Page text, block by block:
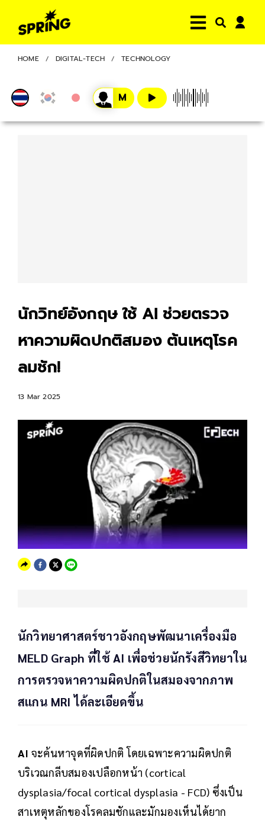
HOME DIGITAL-TECH TECHNOLOGY
นักวิทย์อังกฤษ ใช้ AI ช่วยตรวจ
หาความผิดปกติสมอง ต้นเหตุโรค
ลมชัก!
13 Mar 2025
นักวิทยาศาสตร์ชาวอังกฤษพัฒนาเครื่องมือ
MELD Graph ที่ใช้ AI เพื่อช่วยนักรังสีวิทยาใน
การตรวจหาความผิดปกติในสมองจากภาพ
สแกน MRI ได้ละเอียดขึ้น
AI จะค้นหาจุดที่ผิดปกติ โดยเฉพาะความผิดปกติ
บริเวณกลีบสมองเปลือกหน้า (cortical
dysplasia/focal cortical dysplasia - FCD) ซึ่งเป็น
สาเหตุหลักของโรคลมชักและมักมองเห็นได้ยาก